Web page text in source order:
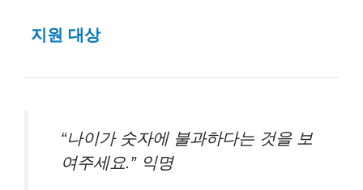
지원 대상
“나이가 숫자에 불과하다는 것을 보
여주세요.” 익명